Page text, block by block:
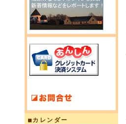
■カレンダー